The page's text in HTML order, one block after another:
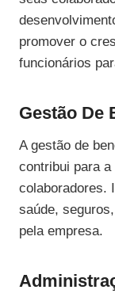
promover o
funcionários
Gestão De
A gestão de
contribui para
colaboradores.
saúde,
pela empresa.